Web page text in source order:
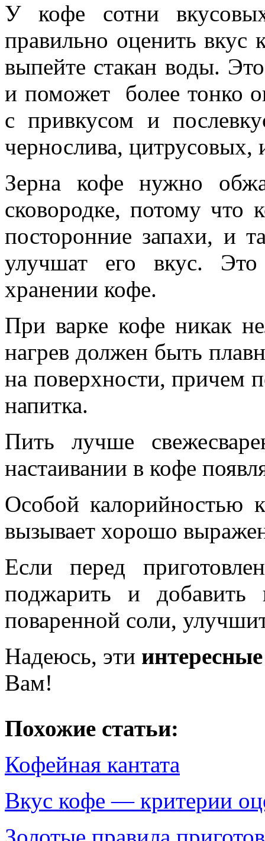
У кофе сотни
правильно оценить вкус
выпейте стакан воды.
и поможет более тонко
с привкусом и
чернослива, цитрусовых,
Зерна кофе нужно
сковородке, потому что
посторонние запахи, и
улучшат его вкус.
хранении кофе.
При варке кофе никак
нагрев должен быть
на поверхности, причем
напитка.
Пить лучше
настаивании в кофе
Особой калорийностью
вызывает хорошо
Если перед
поджарить и
поваренной соли,
Надеюсь, эти
Вам!
Похожие статьи:
Кофейная кантата
Вкус кофе — критерии